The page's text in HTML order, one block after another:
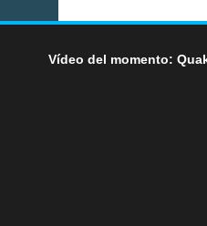
Vídeo del momento: